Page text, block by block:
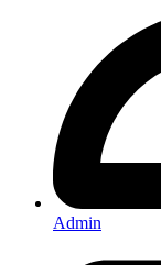
Admin